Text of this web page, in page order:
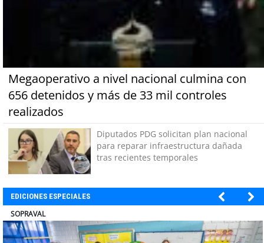
Megaoperativo a nivel nacional culmina con
656 detenidos y más de 33 mil controles
realizados
Diputados PDG solicitan plan nacional
para reparar infraestructura dañada
tras recientes temporales
EDICIONES ESPECIALES
ULTRAPORT